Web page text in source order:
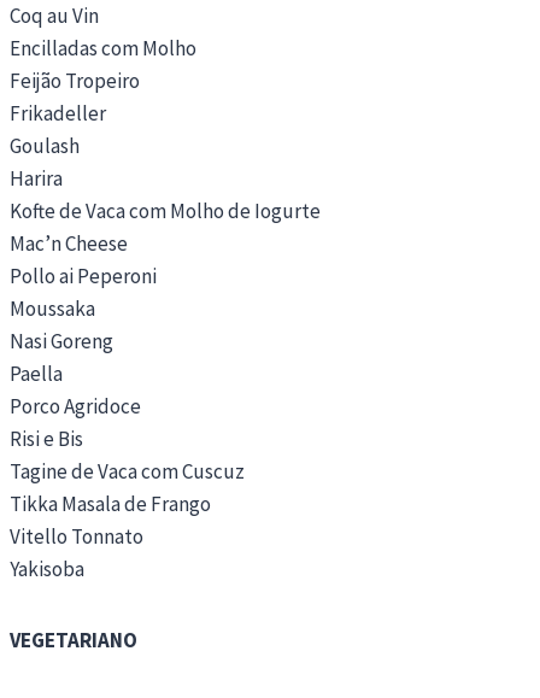
Coq au Vin
Encilladas com Molho
Feijão Tropeiro
Frikadeller
Goulash
Harira
Kofte de Vaca com Molho de Iogurte
Mac’n Cheese
Pollo ai Peperoni
Moussaka
Nasi Goreng
Paella
Porco Agridoce
Risi e Bis
Tagine de Vaca com Cuscuz
Tikka Masala de Frango
Vitello Tonnato
Yakisoba
VEGETARIANO